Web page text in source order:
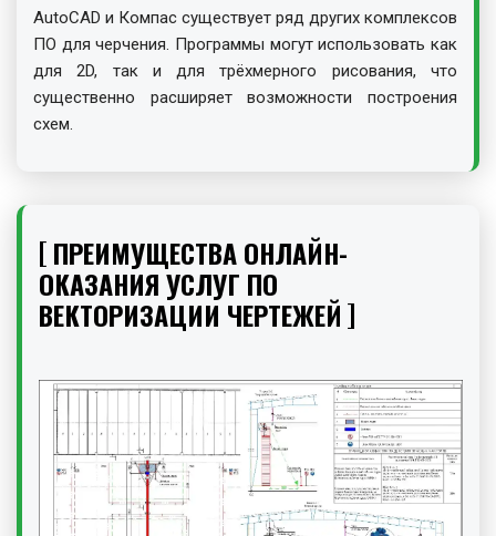
AutoCAD и Компас существует ряд других комплексов
ПО для черчения. Программы могут использовать как
для 2D, так и для трёхмерного рисования, что
существенно расширяет возможности построения
схем.
ПРЕИМУЩЕСТВА ОНЛАЙН-
ОКАЗАНИЯ УСЛУГ ПО
ВЕКТОРИЗАЦИИ ЧЕРТЕЖЕЙ